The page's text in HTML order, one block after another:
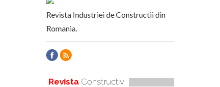
Revista Industriei de Constructii din
Romania.
Revista Constructiv